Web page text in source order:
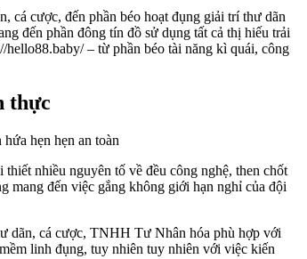
cá cược, đến phần béo hoạt đụng giải trí thư dãn
đến phần đông tín đồ sử dụng tất cả thị hiếu trải
hello88.baby/ – từ phần béo tài năng kì quái, công
thực
nhiều nguyên tố về đều công nghệ, then chốt
mang đến việc gắng không giới hạn nghỉ của đội
dãn, cá cược, TNHH Tư Nhân hóa phù hợp với
linh đụng, tuy nhiên tuy nhiên với việc kiến